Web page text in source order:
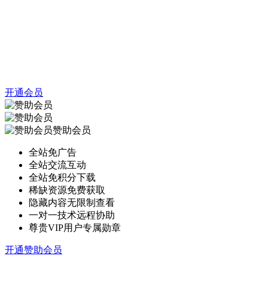
开通会员
赞助会员
全站免广告
全站交流互动
全站免积分下载
稀缺资源免费获取
隐藏内容无限制查看
一对一技术远程协助
尊贵VIP用户专属勋章
开通赞助会员